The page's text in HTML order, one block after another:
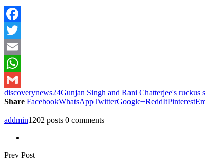
Facebook
Twitter
Email
WhatsApp
Gmail
discoverynews24Gunjan Singh and Rani Chatterjee's
Share FacebookWhatsAppTwitterGoogle+ReddItPinterest
addmin1202 posts 0 comments
Prev Post